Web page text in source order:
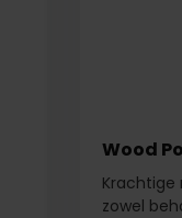
Wood
zowel